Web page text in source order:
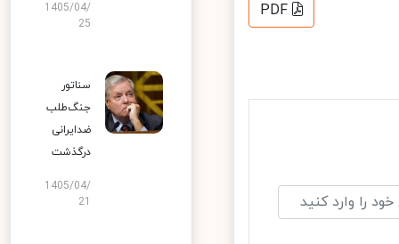
PDF
1405/04/
25
سناتور
جنگ‌طلب
ضدایرانی
درگذشت
1405/04/